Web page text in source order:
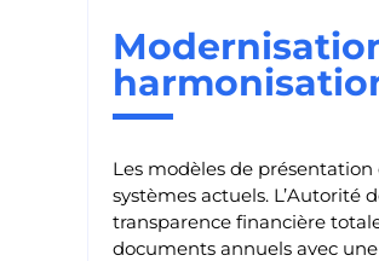
Les modèles de
systèmes actuels. L’Autorité
transparence financière
documents annuels avec